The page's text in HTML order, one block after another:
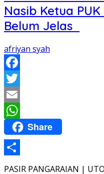
Nasib Ketua
Belum Jelas
afriyan syah
Facebook
Twitter
Email
WhatsApp
Share
Share
PASIR PANGARAIAN |